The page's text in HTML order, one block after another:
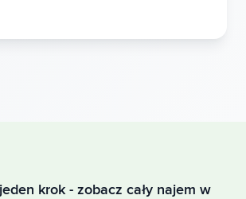
krok - zobacz cały najem w